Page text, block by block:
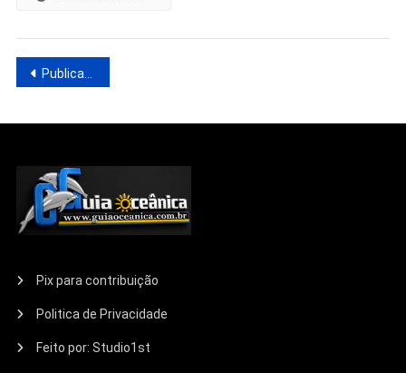
Publicações mais antigas
Pix para contribuição
Politica de Privacidade
Feito por: Studio1st